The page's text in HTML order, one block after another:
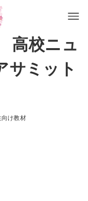
高校ニュ
ミット
向け教材